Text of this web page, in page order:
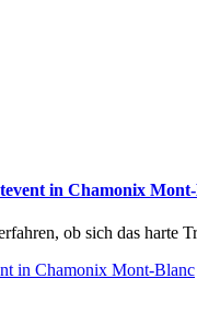
in Chamonix
ob sich das harte
in Chamonix Mont-Blanc